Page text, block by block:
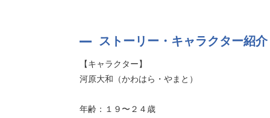
ストーリー・キャラクター紹介
【キャラクター】
河原大和（かわはら・やまと）
年齢：１９〜２４歳